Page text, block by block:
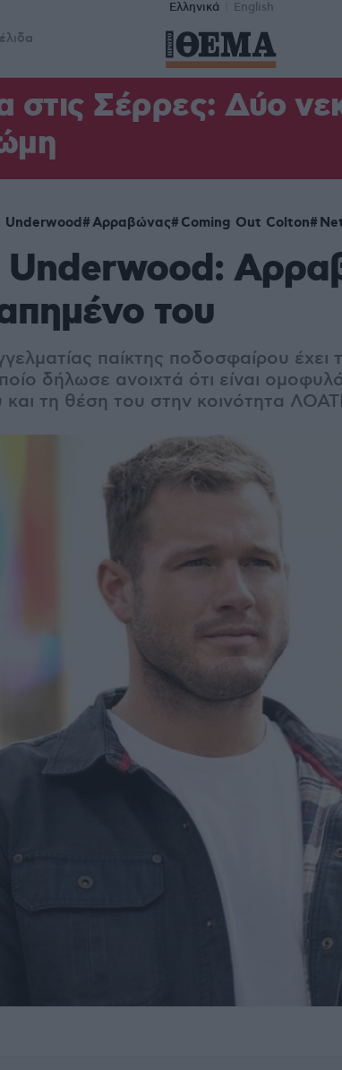
Ελληνικά English
στις Σέρρες: Δύο
Underwood Αρραβώνας Coming Out Colton
του
παίκτης ποδοσφαίρου έχει
δήλωσε ανοιχτά ότι είναι
τη θέση του στην κοινότητα